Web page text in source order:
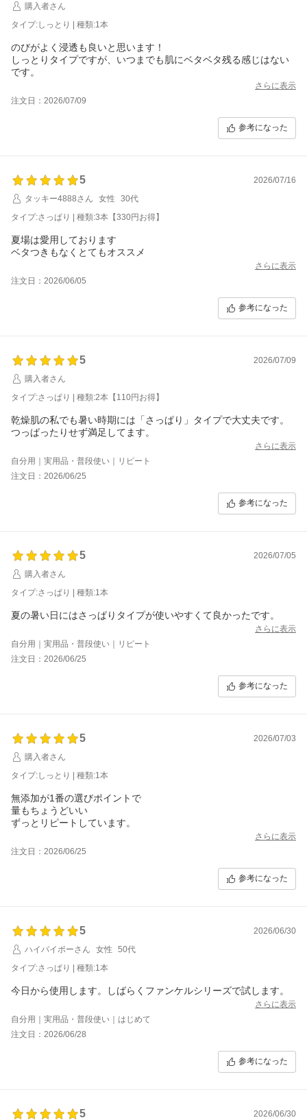
購入者さん
タイプ:しっとり | 種類:1本
のびがよく浸透も良いと思います！
しっとりタイプですが、いつまでも肌にベタベタ残る感じはない
です。
さらに表示
注文日：2026/07/09
参考になった
5
2026/07/16
タッキー4888さん
女性
30代
タイプ:さっぱり | 種類:3本【330円お得】
夏場は愛用しております
ベタつきもなくとてもオススメ
さらに表示
注文日：2026/06/05
参考になった
5
2026/07/09
購入者さん
タイプ:さっぱり | 種類:2本【110円お得】
乾燥肌の私でも暑い時期には「さっぱり」タイプで大丈夫です。
つっぱったりせず満足してます。
さらに表示
自分用｜実用品・普段使い｜リピート
注文日：2026/06/25
参考になった
5
2026/07/05
購入者さん
タイプ:さっぱり | 種類:1本
夏の暑い日にはさっぱりタイプが使いやすくて良かったです。
さらに表示
自分用｜実用品・普段使い｜リピート
注文日：2026/06/25
参考になった
5
2026/07/03
購入者さん
タイプ:しっとり | 種類:1本
無添加が1番の選びポイントで
量もちょうどいい
ずっとリピートしています。
さらに表示
注文日：2026/06/25
参考になった
5
2026/06/30
ハイパイポーさん
女性
50代
タイプ:さっぱり | 種類:1本
今日から使用します。しばらくファンケルシリーズで試します。
さらに表示
自分用｜実用品・普段使い｜はじめて
注文日：2026/06/28
参考になった
5
2026/06/30